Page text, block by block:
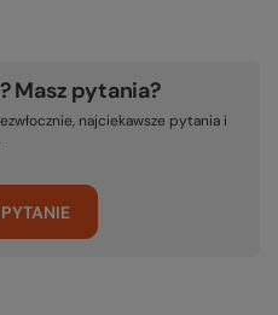
Masz pytania?
najciekawsze pytania i